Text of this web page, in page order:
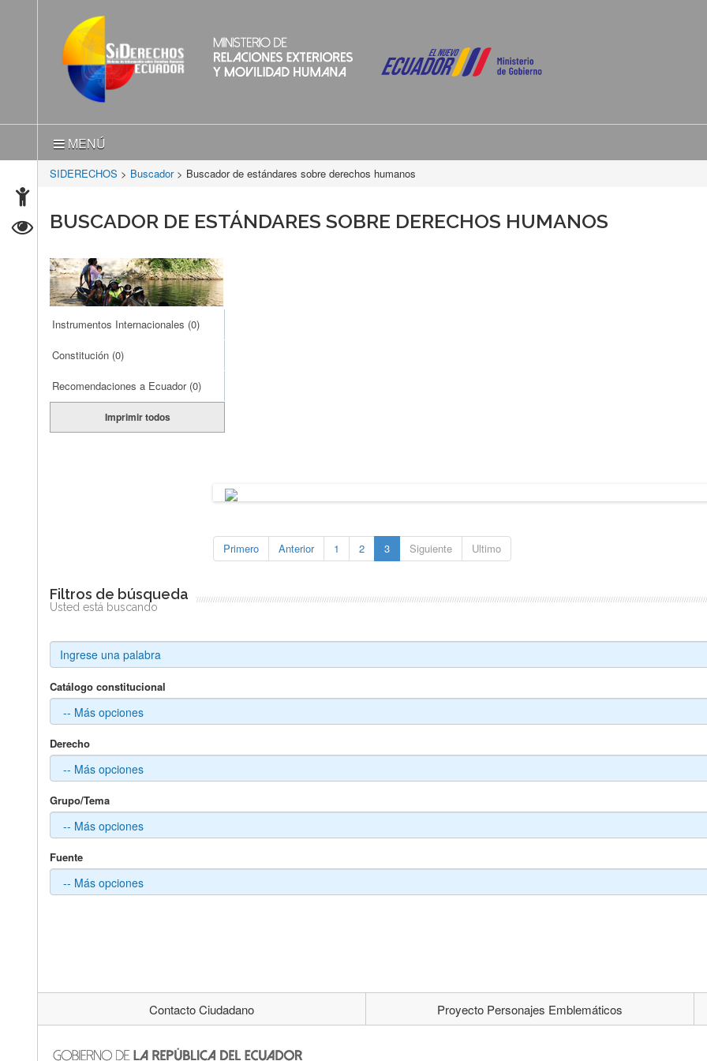
MENÚ
SIDERECHOS > Buscador > Buscador de estándares sobre derechos humanos
BUSCADOR DE ESTÁNDARES SOBRE DERECHOS HUMANOS
Instrumentos Internacionales (0)
Constitución (0)
Recomendaciones a Ecuador (0)
Imprimir todos
Primero Anterior 1 2 3 Siguiente Ultimo
Filtros de búsqueda
Usted está buscando
Catálogo constitucional
Derecho
Grupo/Tema
Fuente
Contacto Ciudadano Proyecto Personajes Emblemáticos